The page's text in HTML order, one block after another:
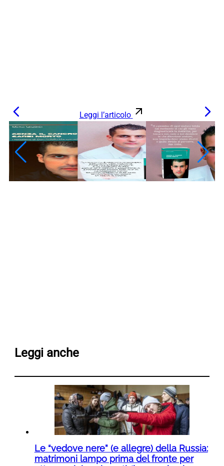
Leggi l’articolo
Leggi anche
Le “vedove nere” (e allegre) della Russia:
matrimoni lampo prima del fronte per